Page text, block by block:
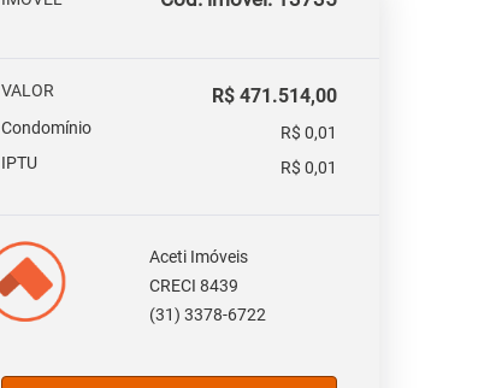
VALOR R$ 471.514,00
Condomínio
R$ 0,01
IPTU
R$ 0,01
Aceti Imóveis
CRECI 8439
(31) 3378-6722